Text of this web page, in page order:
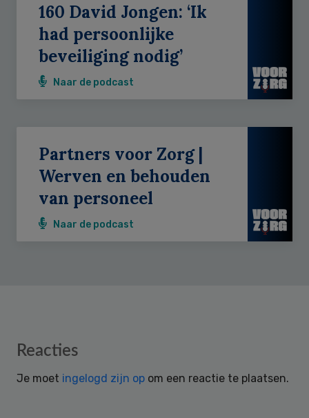
160 David Jongen: ‘Ik
had persoonlijke
beveiliging nodig’
Naar de podcast
Partners voor Zorg |
Werven en behouden
van personeel
Naar de podcast
Reader
Reacties
Je moet ingelogd zijn op om een reactie te plaatsen.